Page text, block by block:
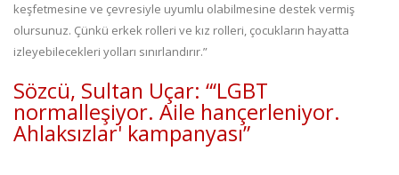
keşfetmesine ve çevresiyle uyumlu olabilmesine destek vermiş
olursunuz. Çünkü erkek rolleri ve kız rolleri, çocukların hayatta
izleyebilecekleri yolları sınırlandırır.”
Sözcü, Sultan Uçar: “‘LGBT
normalleşiyor. Aile hançerleniyor.
Ahlaksızlar' kampanyası”